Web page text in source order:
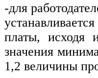
-для
платы, исходя
значения
1,2 величины